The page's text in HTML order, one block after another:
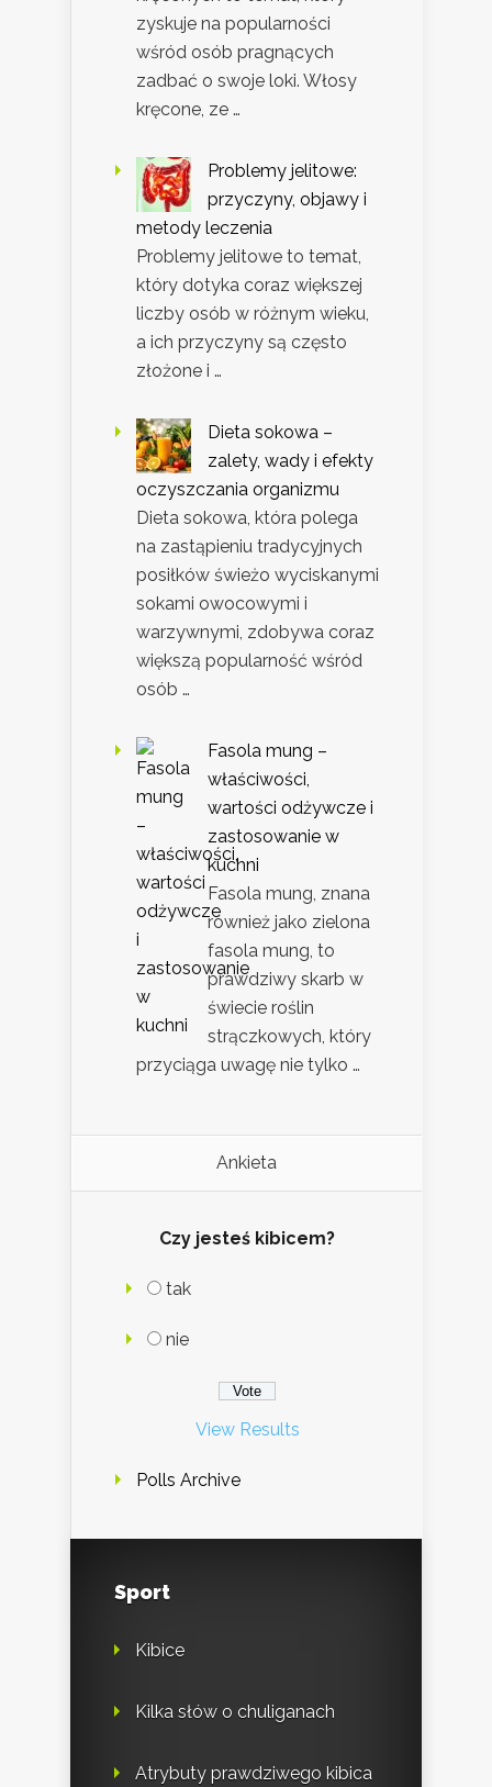
zyskuje na popularności
wśród osób pragnących
zadbać o swoje loki. Włosy
kręcone, ze …
Problemy jelitowe:
przyczyny, objawy i
metody leczenia
Problemy jelitowe to temat,
który dotyka coraz większej
liczby osób w różnym wieku,
a ich przyczyny są często
złożone i …
Dieta sokowa –
zalety, wady i efekty
oczyszczania organizmu
Dieta sokowa, która polega
na zastąpieniu tradycyjnych
posiłków świeżo wyciskanymi
sokami owocowymi i
warzywnymi, zdobywa coraz
większą popularność wśród
osób …
Fasola mung –
właściwości,
wartości odżywcze i
zastosowanie w
kuchni
Fasola mung, znana
również jako zielona
fasola mung, to
prawdziwy skarb w
świecie roślin
strączkowych, który
przyciąga uwagę nie tylko …
Ankieta
Czy jesteś kibicem?
tak
nie
View Results
Polls Archive
Sport
Kibice
Kilka słów o chuliganach
Atrybuty prawdziwego kibica